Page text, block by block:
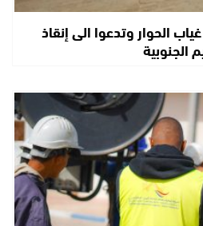
الحوار وتدعوا الى إنقاذ
الجنوبية